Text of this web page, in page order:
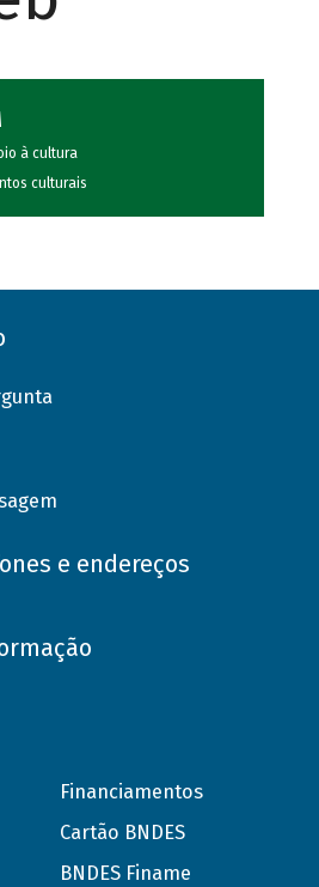
à cultura
culturais
e endereços
Financiamentos
Cartão BNDES
BNDES Finame